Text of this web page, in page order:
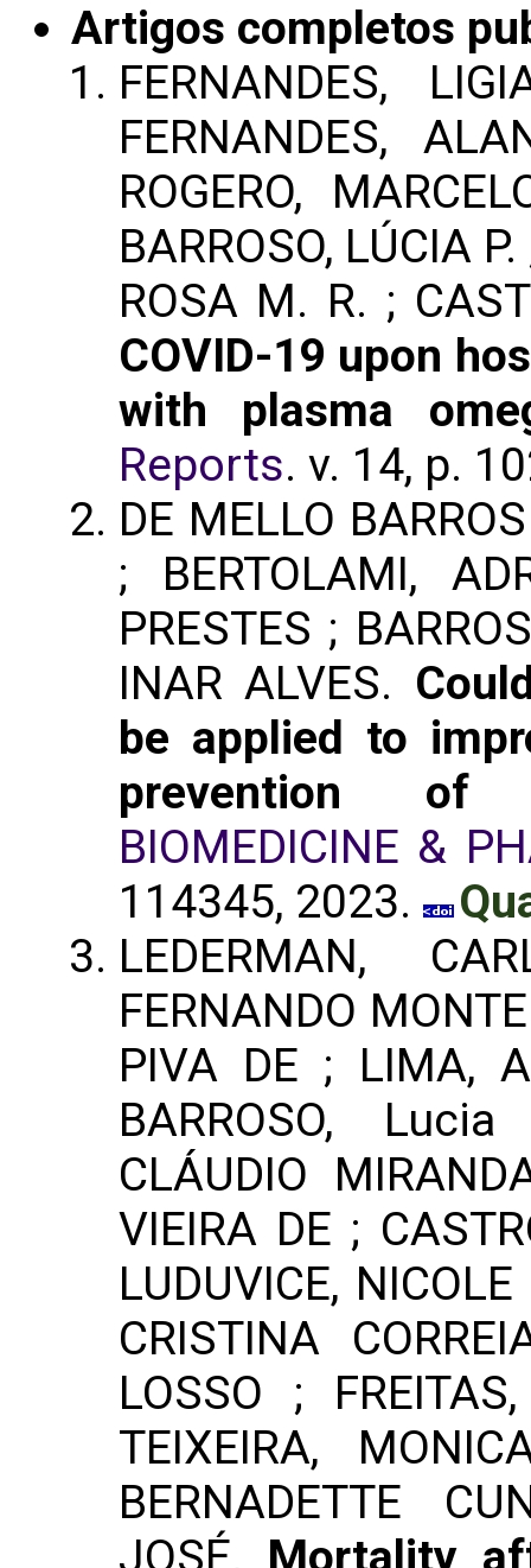
Artigos completos
FERNANDES,
FERNANDES,
ROGERO,
BARROSO, LÚCIA
ROSA M. R. ;
COVID-19 upon
with plasma
Reports. v. 14, p.
DE MELLO
; BERTOLAMI,
PRESTES ;
INAR ALVES.
be applied to
prevention of
BIOMEDICINE &
114345, 2023.
LEDERMAN,
FERNANDO
PIVA DE ; LIMA,
BARROSO,
CLÁUDIO
VIEIRA DE ;
LUDUVICE,
CRISTINA
LOSSO ;
TEIXEIRA,
BERNADETTE